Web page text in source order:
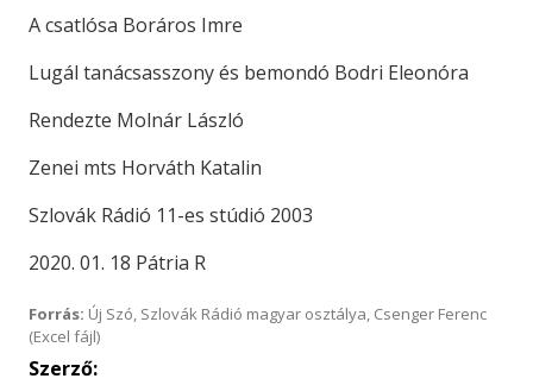
A csatlósa Boráros Imre
Lugál tanácsasszony és bemondó Bodri Eleonóra
Rendezte Molnár László
Zenei mts Horváth Katalin
Szlovák Rádió 11-es stúdió 2003
2020. 01. 18 Pátria R
Forrás: Új Szó, Szlovák Rádió magyar osztálya, Csenger Ferenc
(Excel fájl)
Szerző: